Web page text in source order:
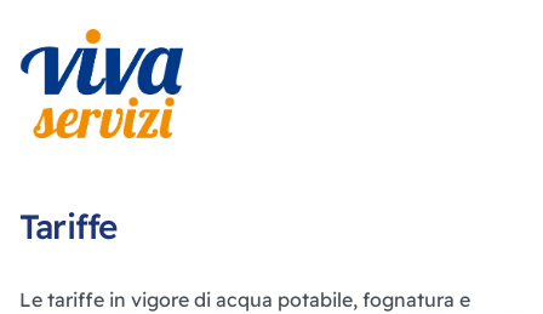
Tariffe
Le tariffe in vigore di acqua potabile, fognatura e